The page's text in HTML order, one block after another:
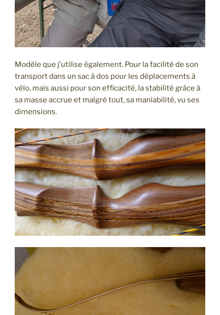
Modèle que j’utilise également. Pour la facilité de son
transport dans un sac à dos pour les déplacements à
vélo, mais aussi pour son efficacité, la stabilité grâce à
sa masse accrue et malgré tout, sa maniabilité, vu ses
dimensions.